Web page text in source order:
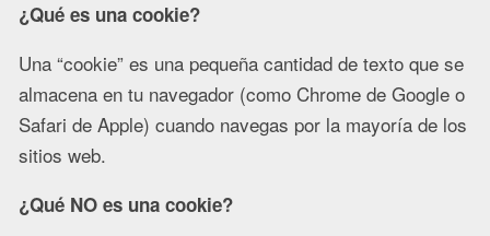
¿Qué es una cookie?
Una “cookie” es una pequeña cantidad de texto que se
almacena en tu navegador (como Chrome de Google o
Safari de Apple) cuando navegas por la mayoría de los
sitios web.
¿Qué NO es una cookie?